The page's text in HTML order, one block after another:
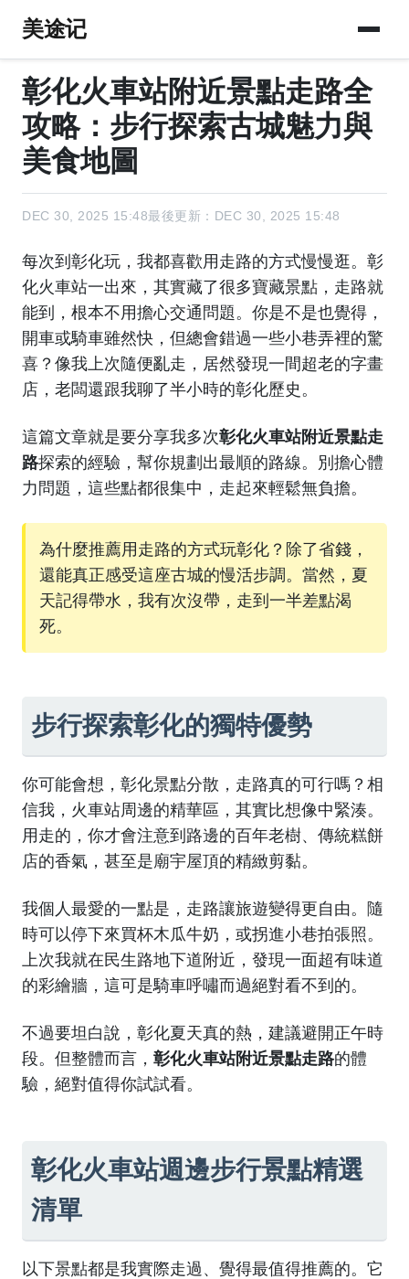
美途记
彰化火車站附近景點走路全
攻略：步行探索古城魅力與
美食地圖
DEC 30, 2025 15:48最後更新：DEC 30, 2025 15:48
每次到彰化玩，我都喜歡用走路的方式慢慢逛。彰
化火車站一出來，其實藏了很多寶藏景點，走路就
能到，根本不用擔心交通問題。你是不是也覺得，
開車或騎車雖然快，但總會錯過一些小巷弄裡的驚
喜？像我上次隨便亂走，居然發現一間超老的字畫
店，老闆還跟我聊了半小時的彰化歷史。
這篇文章就是要分享我多次彰化火車站附近景點走
路探索的經驗，幫你規劃出最順的路線。別擔心體
力問題，這些點都很集中，走起來輕鬆無負擔。
為什麼推薦用走路的方式玩彰化？除了省錢，
還能真正感受這座古城的慢活步調。當然，夏
天記得帶水，我有次沒帶，走到一半差點渴
死。
步行探索彰化的獨特優勢
你可能會想，彰化景點分散，走路真的可行嗎？相
信我，火車站周邊的精華區，其實比想像中緊湊。
用走的，你才會注意到路邊的百年老樹、傳統糕餅
店的香氣，甚至是廟宇屋頂的精緻剪黏。
我個人最愛的一點是，走路讓旅遊變得更自由。隨
時可以停下來買杯木瓜牛奶，或拐進小巷拍張照。
上次我就在民生路地下道附近，發現一面超有味道
的彩繪牆，這可是騎車呼嘯而過絕對看不到的。
不過要坦白說，彰化夏天真的熱，建議避開正午時
段。但整體而言， 彰化火車站附近景點走路的體
驗，絕對值得你試試看。
彰化火車站週邊步行景點精選
清單
以下景點都是我實際走過、覺得最值得推薦的。它